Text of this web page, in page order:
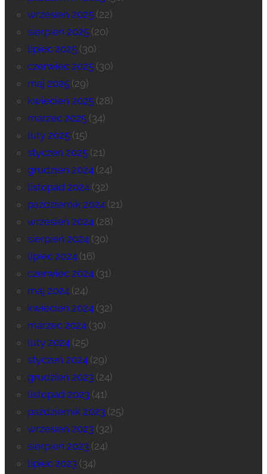
wrzesień 2025(22)
sierpień 2025(20)
lipiec 2025(30)
czerwiec 2025(30)
maj 2025(29)
kwiecień 2025(28)
marzec 2025(34)
luty 2025(15)
styczeń 2025(21)
grudzień 2024(24)
listopad 2024(32)
październik 2024(21)
wrzesień 2024(28)
sierpień 2024(30)
lipiec 2024(16)
czerwiec 2024(31)
maj 2024(24)
kwiecień 2024(32)
marzec 2024(30)
luty 2024(25)
styczeń 2024(29)
grudzień 2023(24)
listopad 2023(41)
październik 2023(25)
wrzesień 2023(32)
sierpień 2023(24)
lipiec 2023(34)